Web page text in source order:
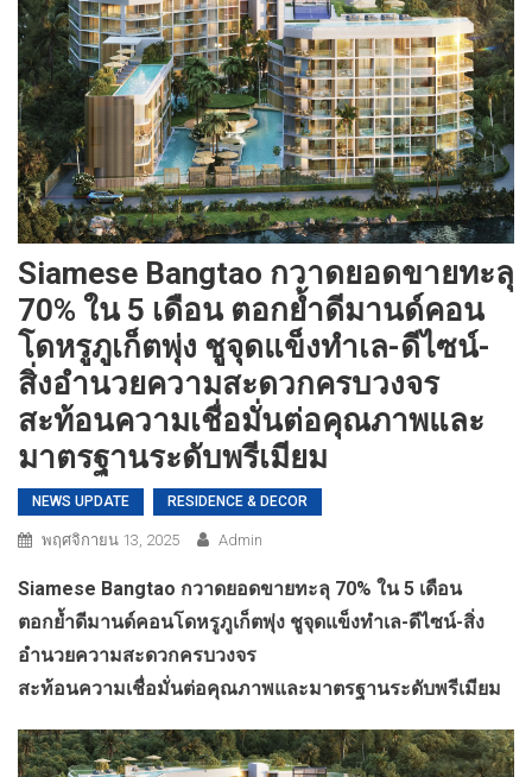
Siamese Bangtao กวาดยอดขายทะลุ
70% ใน 5 เดือน ตอกย้ำดีมานด์คอน
โดหรูภูเก็ตพุ่ง ชูจุดแข็งทำเล-ดีไซน์-
สิ่งอำนวยความสะดวกครบวงจร
สะท้อนความเชื่อมั่นต่อคุณภาพและ
มาตรฐานระดับพรีเมียม
NEWS UPDATE RESIDENCE & DECOR
พฤศจิกายน 13, 2025 Admin
Siamese Bangtao กวาดยอดขายทะลุ 70% ใน 5 เดือน
ตอกย้ำดีมานด์คอนโดหรูภูเก็ตพุ่ง ชูจุดแข็งทำเล-ดีไซน์-สิ่ง
อำนวยความสะดวกครบวงจร
สะท้อนความเชื่อมั่นต่อคุณภาพและมาตรฐานระดับพรีเมียม